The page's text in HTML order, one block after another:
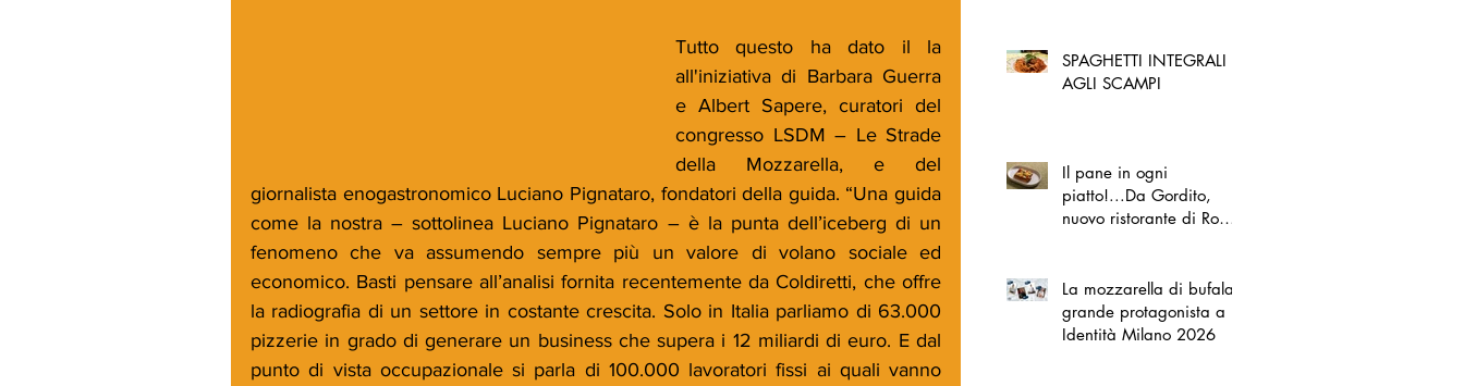
Tutto questo ha dato il la
all'iniziativa di Barbara Guerra
e Albert Sapere, curatori del
congresso LSDM – Le Strade
della Mozzarella, e del
giornalista enogastronomico Luciano Pignataro, fondatori della guida. “Una guida
come la nostra – sottolinea Luciano Pignataro – è la punta dell’iceberg di un
fenomeno che va assumendo sempre più un valore di volano sociale ed
economico. Basti pensare all’analisi fornita recentemente da Coldiretti, che offre
la radiografia di un settore in costante crescita. Solo in Italia parliamo di 63.000
pizzerie in grado di generare un business che supera i 12 miliardi di euro. E dal
punto di vista occupazionale si parla di 100.000 lavoratori fissi ai quali vanno
SPAGHETTI INTEGRALI
AGLI SCAMPI
Il pane in ogni
piatto!...Da Gordito,
nuovo ristorante di Roma
La mozzarella di bufala
grande protagonista a
Identità Milano 2026